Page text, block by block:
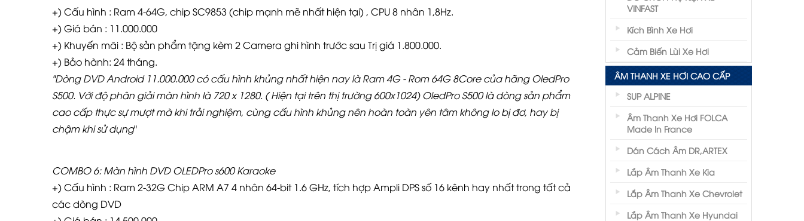
+) Cấu hình : Ram 4-64G, chip SC9853 (chip mạnh mẽ nhất hiện tại) , CPU 8 nhân 1,8Hz.
+) Giá bán : 11.000.000
+) Khuyến mãi : Bộ sản phẩm tặng kèm 2 Camera ghi hình trước sau Trị giá 1.800.000.
+) Bảo hành: 24 tháng.
"Dòng DVD Android 11.000.000 có cấu hình khủng nhất hiện nay là Ram 4G - Rom 64G 8Core của hãng OledPro
S500. Với độ phân giải màn hình là 720 x 1280. ( Hiện tại trên thị trường 600x1024) OledPro S500 là dòng sản phẩm
cao cấp thực sự mượt mà khi trải nghiệm, cùng cấu hình khủng nên hoàn toàn yên tâm không lo bị đơ, hay bị
chậm khi sử dụng"
COMBO 6: Màn hình DVD OLEDPro s600 Karaoke
+) Cấu hình : Ram 2-32G Chip ARM A7 4 nhân 64-bit 1.6 GHz, tích hợp Ampli DPS số 16 kênh hay nhất trong tất cả
các dòng DVD
VINFAST
Kích Bình Xe Hơi
Cảm Biến Lùi Xe Hơi
ÂM THANH XE HƠI CAO CẤP
SUP ALPINE
Âm Thanh Xe Hơi FOLCA
Made In France
Dán Cách Âm DR,ARTEX
Lắp Âm Thanh Xe Kia
Lắp Âm Thanh Xe Chevrolet
Lắp Âm Thanh Xe Hyundai